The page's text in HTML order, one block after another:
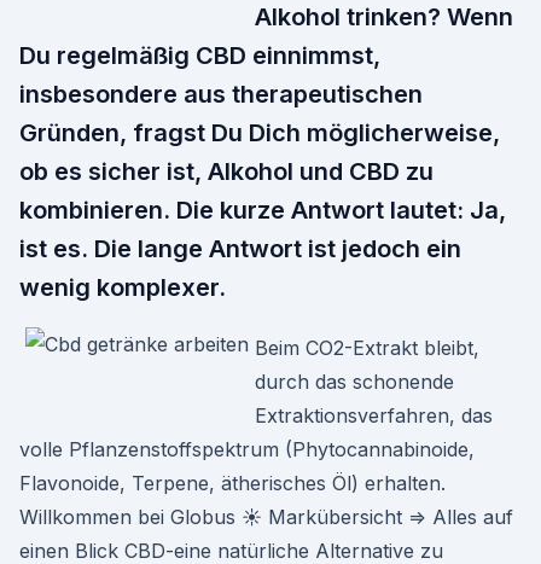
Alkohol trinken? Wenn
Du regelmäßig CBD einnimmst,
insbesondere aus therapeutischen
Gründen, fragst Du Dich möglicherweise,
ob es sicher ist, Alkohol und CBD zu
kombinieren. Die kurze Antwort lautet: Ja,
ist es. Die lange Antwort ist jedoch ein
wenig komplexer.
Beim CO2-Extrakt bleibt,
durch das schonende
Extraktionsverfahren, das
volle Pflanzenstoffspektrum (Phytocannabinoide,
Flavonoide, Terpene, ätherisches Öl) erhalten.
Willkommen bei Globus ☀ Markübersicht ⇒ Alles auf
einen Blick CBD-eine natürliche Alternative zu